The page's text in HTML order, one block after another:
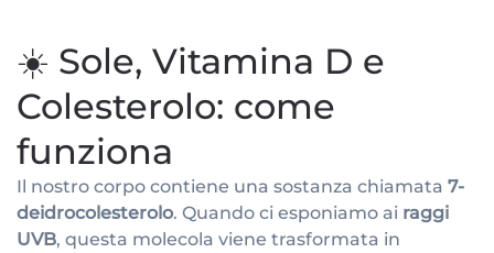
☀️ Sole, Vitamina D e
Colesterolo: come
funziona
Il nostro corpo contiene una sostanza chiamata 7-
deidrocolesterolo. Quando ci esponiamo ai raggi
UVB, questa molecola viene trasformata in